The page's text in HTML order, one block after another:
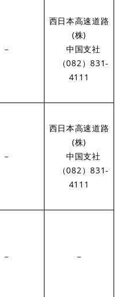
－
西日本高速道路
(株)
中国支社
（082）831-
4111
－
西日本高速道路
(株)
中国支社
（082）831-
4111
－ －